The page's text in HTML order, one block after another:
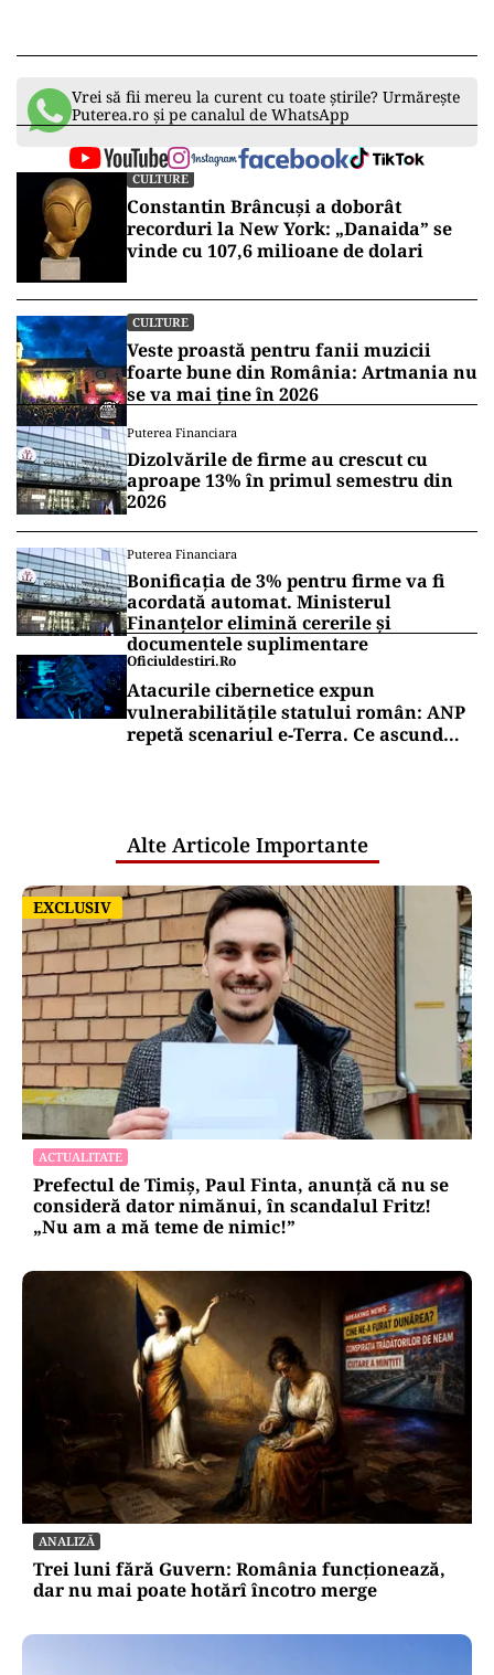
Vrei să fii mereu la curent cu toate știrile? Urmărește
Puterea.ro și pe canalul de WhatsApp
CULTURE
Constantin Brâncuși a doborât
recorduri la New York: „Danaida” se
vinde cu 107,6 milioane de dolari
CULTURE
Veste proastă pentru fanii muzicii
foarte bune din România: Artmania nu
se va mai ține în 2026
Puterea Financiara
Dizolvările de firme au crescut cu
aproape 13% în primul semestru din
2026
Puterea Financiara
Bonificația de 3% pentru firme va fi
acordată automat. Ministerul
Finanțelor elimină cererile și
documentele suplimentare
Oficiuldestiri.ro
Atacurile cibernetice expun
vulnerabilitățile statului român: ANP
repetă scenariul e‑Terra. Ce ascund
Alte Articole Importante
EXCLUSIV
EXCLUSIV
ACTUALITATE
Prefectul de Timiș, Paul Finta, anunță că nu se
consideră dator nimănui, în scandalul Fritz!
„Nu am a mă teme de nimic!”
ANALIZĂ
Trei luni fără Guvern: România funcționează,
dar nu mai poate hotărî încotro merge